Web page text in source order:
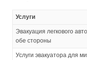
Услуги
Эвакуация легкового
обе стороны
Услуги эвакуатора для